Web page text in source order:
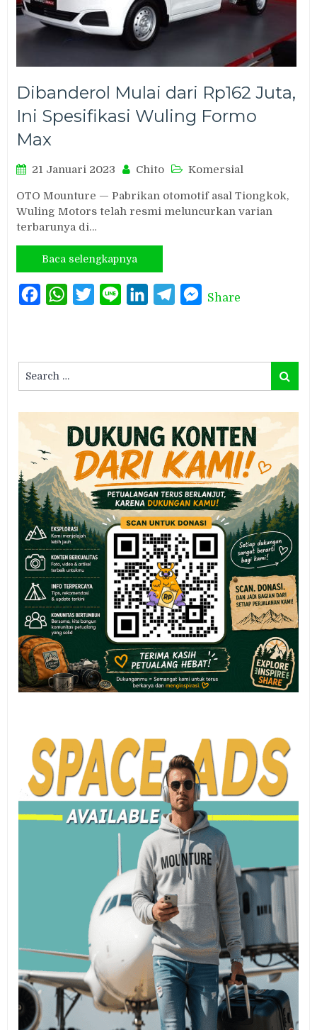
Dibanderol Mulai dari Rp162 Juta,
Ini Spesifikasi Wuling Formo
Max
21 Januari 2023 Chito Komersial
OTO Mounture — Pabrikan otomotif asal Tiongkok,
Wuling Motors telah resmi meluncurkan varian
terbarunya di…
Baca selengkapnya
FacebookWhatsAppTwitterLine LinkedInTelegramMessenger
Share
for:
Search